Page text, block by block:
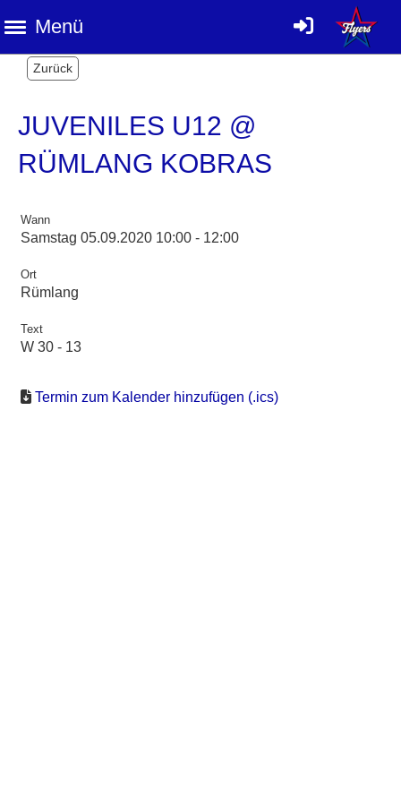
Menü
Zurück
JUVENILES U12 @
RÜMLANG KOBRAS
Wann
Samstag 05.09.2020 10:00 - 12:00
Ort
Rümlang
Text
W 30 - 13
Termin zum Kalender hinzufügen (.ics)